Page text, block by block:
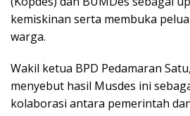
kemiskinan serta membuka
warga.
Wakil ketua BPD Pedamaran
menyebut hasil Musdes ini
kolaborasi antara pemerintah